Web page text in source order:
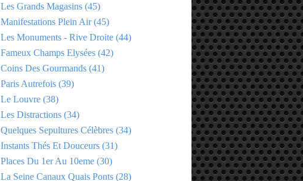
Les Grands Magasins (45)
Manifestations Plein Air(45)
Les Monuments - Rive Droite (44)
Fameux Champs Elysées (42)
Coins Des Gourmands (41)
Paris Autrefois (39)
Le Louvre (38)
Les Distractions (34)
Quelques Sepultures Célèbres (34)
Instants Thés Et Douceurs (31)
Places Du 1er Au 10eme (30)
La Seine Canaux Quais Ponts (28)